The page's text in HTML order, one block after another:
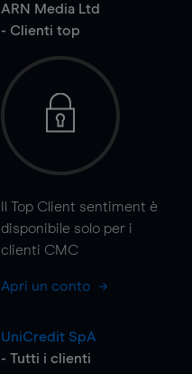
ARN Media Ltd
- Clienti top
Il Top Client sentiment è
disponibile solo per i
clienti CMC
Apri un conto
UniCredit SpA
- Tutti i clienti